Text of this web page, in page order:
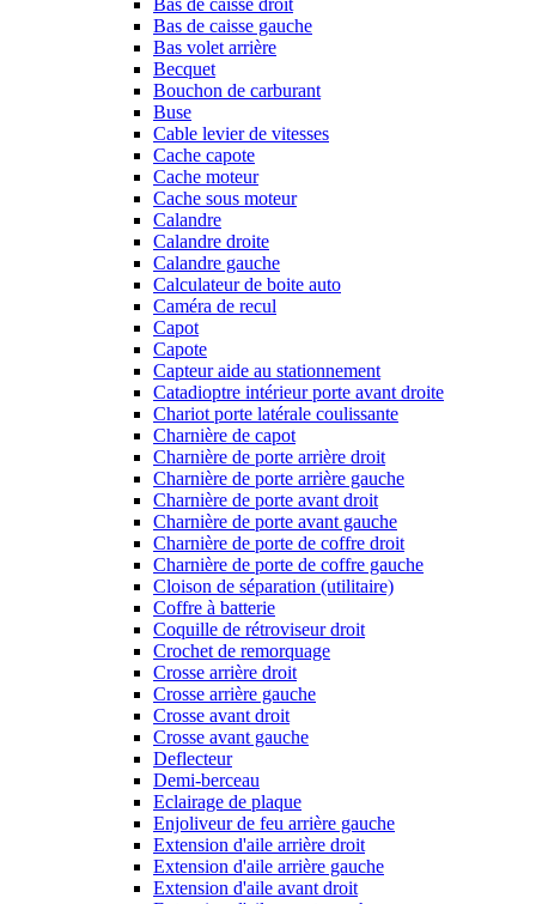
Bas de caisse droit
Bas de caisse gauche
Bas volet arrière
Becquet
Bouchon de carburant
Buse
Cable levier de vitesses
Cache capote
Cache moteur
Cache sous moteur
Calandre
Calandre droite
Calandre gauche
Calculateur de boite auto
Caméra de recul
Capot
Capote
Capteur aide au stationnement
Catadioptre intérieur porte avant droite
Chariot porte latérale coulissante
Charnière de capot
Charnière de porte arrière droit
Charnière de porte arrière gauche
Charnière de porte avant droit
Charnière de porte avant gauche
Charnière de porte de coffre droit
Charnière de porte de coffre gauche
Cloison de séparation (utilitaire)
Coffre à batterie
Coquille de rétroviseur droit
Crochet de remorquage
Crosse arrière droit
Crosse arrière gauche
Crosse avant droit
Crosse avant gauche
Deflecteur
Demi-berceau
Eclairage de plaque
Enjoliveur de feu arrière gauche
Extension d'aile arrière droit
Extension d'aile arrière gauche
Extension d'aile avant droit